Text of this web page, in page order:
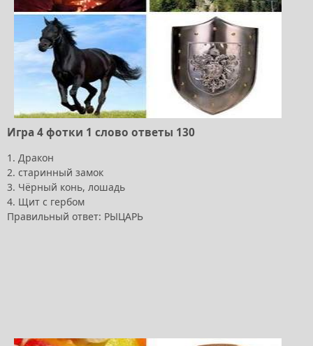
Игра 4 фотки 1 слово ответы 130
1. Дракон
2. старинный замок
3. Чёрный конь, лошадь
4. Щит с гербом
Правильный ответ: РЫЦАРЬ